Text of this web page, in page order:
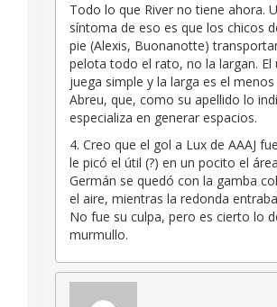
Todo lo que River no tiene ahora.
síntoma de eso es que los chicos
pie (Alexis, Buonanotte)
pelota todo el rato, no la largan. El
juega simple y la larga es el
Abreu, que, como su apellido lo
especializa en generar espacios.
4. Creo que el gol a Lux de AAAJ
le picó el útil (?) en un pocito el
Germán se quedó con la gamba
el aire, mientras la redonda
No fue su culpa, pero es cierto lo
murmullo.